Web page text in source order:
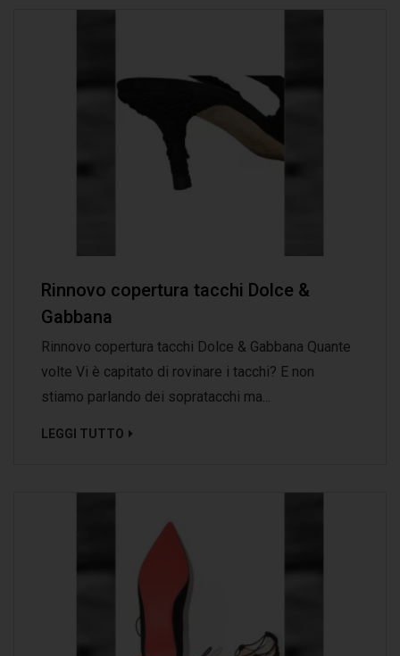
Rinnovo copertura tacchi Dolce &
Gabbana
Rinnovo copertura tacchi Dolce & Gabbana Quante
volte Vi è capitato di rovinare i tacchi? E non
stiamo parlando dei sopratacchi ma...
LEGGI TUTTO